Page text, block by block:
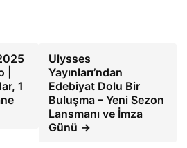
1
Ulysses
Yayınları’ndan
Edebiyat Dolu Bir
Buluşma – Yeni Sezon
Lansmanı ve İmza
Günü →